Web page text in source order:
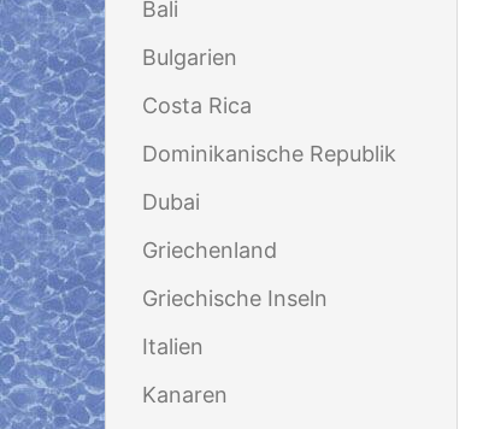
Bali
Bulgarien
Costa Rica
Dominikanische Republik
Dubai
Griechenland
Griechische Inseln
Italien
Kanaren